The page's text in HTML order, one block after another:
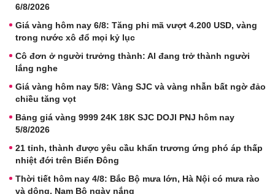
6/8/2026
Giá vàng hôm nay 6/8: Tăng phi mã vượt 4.200 USD, vàng
trong nước xô đổ mọi kỷ lục
Cô đơn ở người trưởng thành: AI đang trở thành người
lắng nghe
Giá vàng hôm nay 5/8: Vàng SJC và vàng nhẫn bất ngờ đảo
chiều tăng vọt
Bảng giá vàng 9999 24K 18K SJC DOJI PNJ hôm nay
5/8/2026
21 tỉnh, thành được yêu cầu khẩn trương ứng phó áp thấp
nhiệt đới trên Biển Đông
Thời tiết hôm nay 4/8: Bắc Bộ mưa lớn, Hà Nội có mưa rào
và dông, Nam Bộ ngày nắng